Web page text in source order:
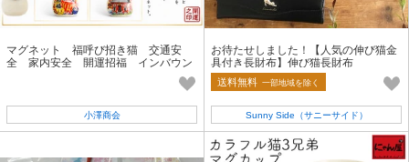
マグネット 福呼び招き猫 交通安
全 家内安全 開運招福 インバウン
ド 招き猫 富士山 ダルマ 雷門
小澤商会
お待たせしました！【人気の伸び猫金
具付き長財布】伸び猫長財布
送料無料 一部地域を除く
Sunny Side（サニーサイド）